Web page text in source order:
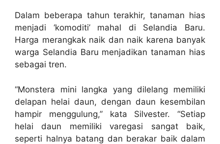
Dalam beberapa tahun terakhir, tanaman hias
menjadi ‘komoditi’ mahal di Selandia Baru.
Harga merangkak naik dan naik karena banyak
warga Selandia Baru menjadikan tanaman hias
sebagai tren.
“Monstera mini langka yang dilelang memiliki
delapan helai daun, dengan daun kesembilan
hampir menggulung,” kata Silvester. “Setiap
helai daun memiliki varegasi sangat baik,
seperti halnya batang dan berakar baik dalam